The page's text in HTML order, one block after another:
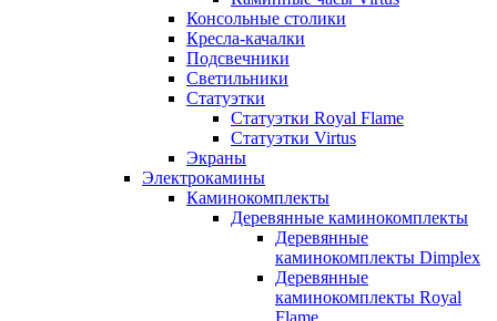
Консольные столики
Кресла-качалки
Подсвечники
Светильники
Статуэтки
Статуэтки Royal Flame
Статуэтки Virtus
Экраны
Электрокамины
Каминокомплекты
Деревянные каминокомплекты
Деревянные
каминокомплекты Dimplex
Деревянные
каминокомплекты Royal
Flame